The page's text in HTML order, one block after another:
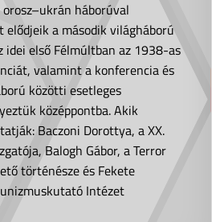
háborúval
elődjeik a második világháború
idei első Félmúltban az 1938-as
valamint a konferencia és
közötti esetleges
középpontba. Akik
Baczoni Dorottya, a XX.
Balogh Gábor, a Terror
történésze és Fekete
Intézet